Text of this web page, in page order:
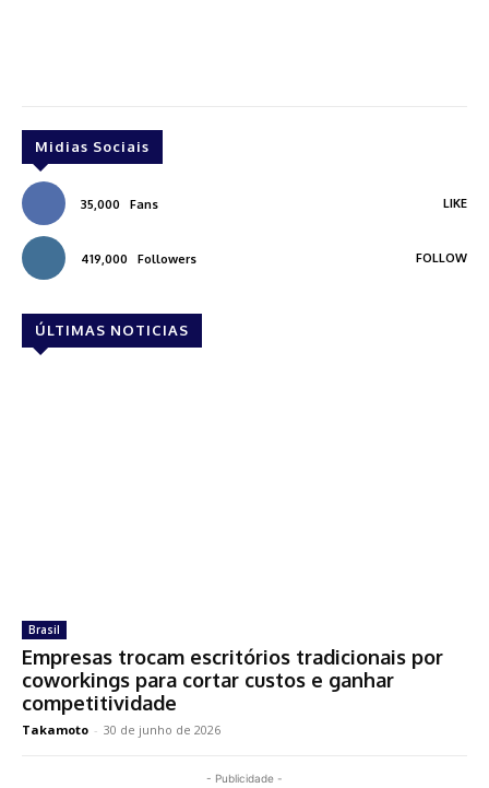
Midias Sociais
35,000 Fans LIKE
419,000 Followers FOLLOW
ÚLTIMAS NOTICIAS
Brasil
Empresas trocam escritórios tradicionais por
coworkings para cortar custos e ganhar
competitividade
Takamoto - 30 de junho de 2026
- Publicidade -